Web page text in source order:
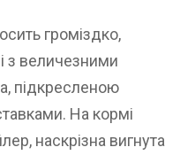
громіздко,
з величезними
підкресленою
На кормі
наскрізна вигнута